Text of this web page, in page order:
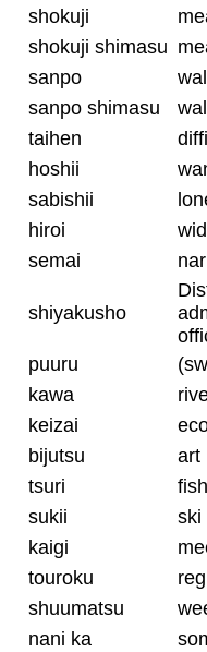
shokuji
shokuji shimasu
sanpo
sanpo shimasu
taihen
hoshii
sabishii
hiroi
semai
shiyakusho
puuru
kawa
keizai
bijutsu
art
tsuri
sukii
ski
kaigi
touroku
shuumatsu
nani ka